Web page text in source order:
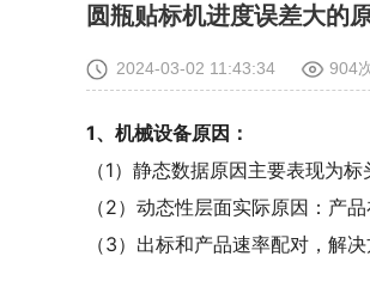
圆瓶贴标机进度误差大的
2024-03-02 11:43:34 904
1、机械设备原因：
（1）静态数据原因主要表现为
（2）动态性层面实际原因：产
（3）出标和产品速率配对，解